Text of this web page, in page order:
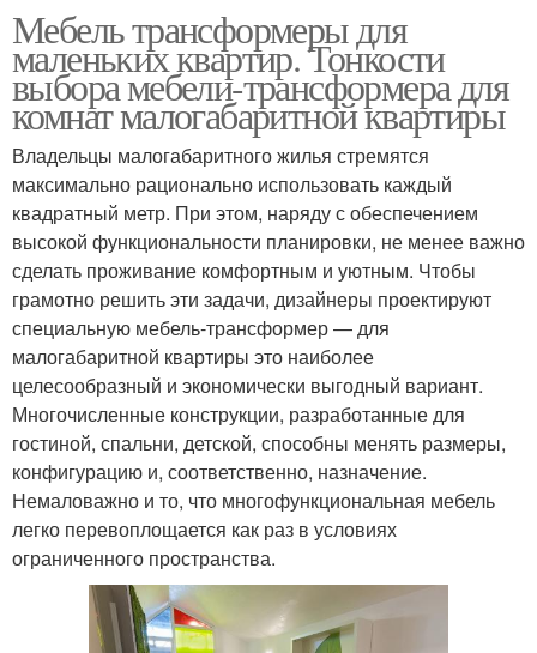
Мебель трансформеры для
маленьких квартир. Тонкости
выбора мебели-трансформера для
комнат малогабаритной квартиры
Владельцы малогабаритного жилья стремятся
максимально рационально использовать каждый
квадратный метр. При этом, наряду с обеспечением
высокой функциональности планировки, не менее важно
сделать проживание комфортным и уютным. Чтобы
грамотно решить эти задачи, дизайнеры проектируют
специальную мебель-трансформер — для
малогабаритной квартиры это наиболее
целесообразный и экономически выгодный вариант.
Многочисленные конструкции, разработанные для
гостиной, спальни, детской, способны менять размеры,
конфигурацию и, соответственно, назначение.
Немаловажно и то, что многофункциональная мебель
легко перевоплощается как раз в условиях
ограниченного пространства.